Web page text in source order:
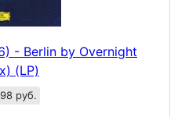
- Berlin by Overnight
(LP)
руб.